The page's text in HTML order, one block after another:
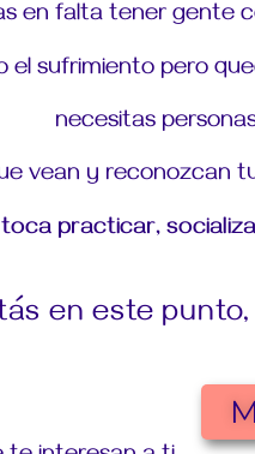
en falta tener gente
el sufrimiento pero
necesitas
vean y reconozcan
practicar,
en este